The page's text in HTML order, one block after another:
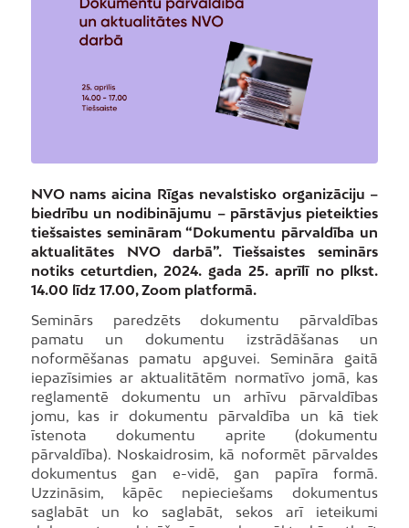
NVO nams aicina Rīgas nevalstisko organizāciju –
biedrību un nodibinājumu – pārstāvjus pieteikties
tiešsaistes semināram “Dokumentu pārvaldība un
aktualitātes NVO darbā”. Tiešsaistes seminārs
notiks ceturtdien, 2024. gada 25. aprīlī no plkst.
14.00 līdz 17.00, Zoom platformā.
Seminārs paredzēts dokumentu pārvaldības
pamatu un dokumentu izstrādāšanas un
noformēšanas pamatu apguvei. Semināra gaitā
iepazīsimies ar aktualitātēm normatīvo jomā, kas
reglamentē dokumentu un arhīvu pārvaldības
jomu, kas ir dokumentu pārvaldība un kā tiek
īstenota dokumentu aprite (dokumentu
pārvaldība). Noskaidrosim, kā noformēt pārvaldes
dokumentus gan e-vidē, gan papīra formā.
Uzzināsim, kāpēc nepieciešams dokumentus
saglabāt un ko saglabāt, sekos arī ieteikumi